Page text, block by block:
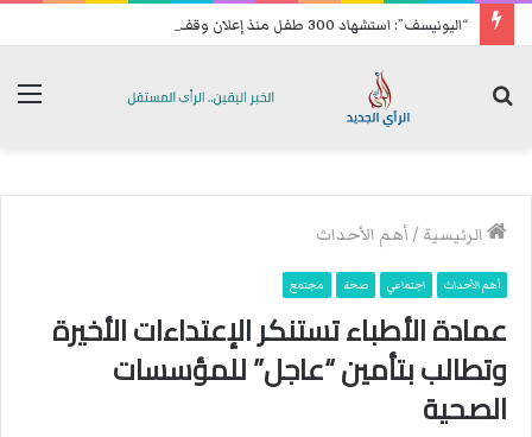
“اليونيسف”: استشهاد 300 طفل منذ إعلان وقف إطلاق النار في غزة
الرئيسية /أهم الأحداث
أهم الأحداث اجتماعي صحة مجتمع
عمادة الأطباء تستنكر الإعتداءات الأخيرة
وتطالب بتأمين “عاجل” للمؤسسات
الصحية